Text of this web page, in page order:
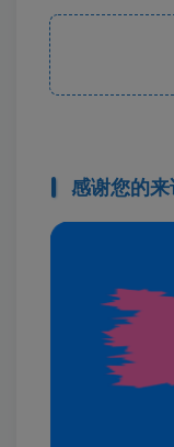
感谢您的来